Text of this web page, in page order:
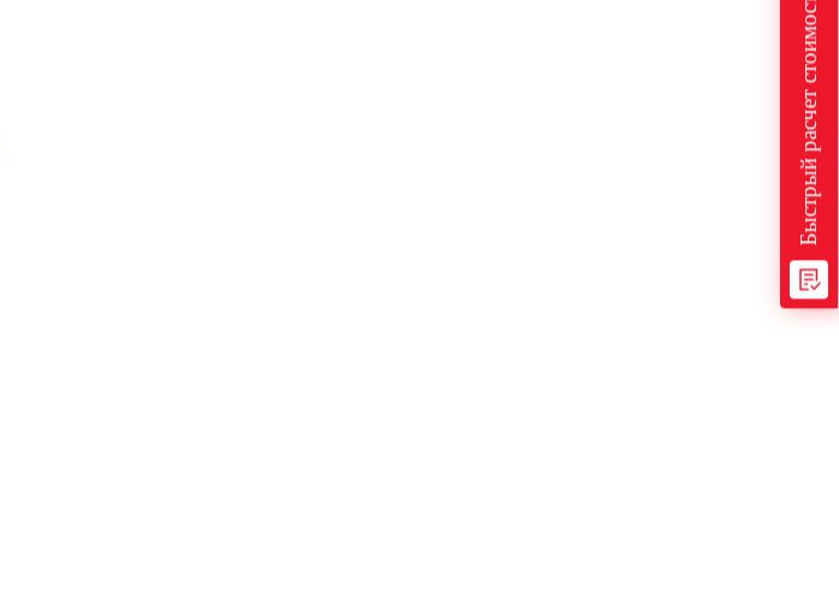
Быстрый расчет стоимости